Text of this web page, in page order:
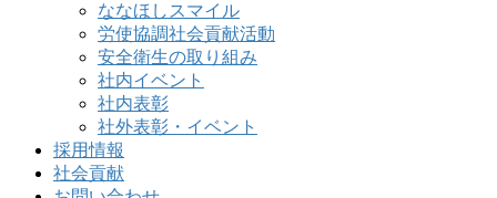
ななほしスマイル
労使協調社会貢献活動
安全衛生の取り組み
社内イベント
社内表彰
社外表彰・イベント
採用情報
社会貢献